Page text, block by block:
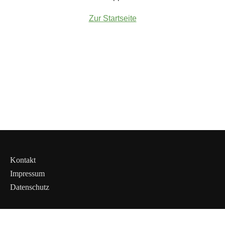
Zur Startseite
Kontakt
Impressum
Datenschutz